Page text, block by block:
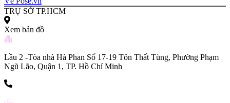
TRỤ SỞ TP.HCM
Xem bản đồ
Lầu 2 -Tòa nhà Hà Phan Số 17-19 Tôn Thất Tùng, Phường Phạm
Ngũ Lão, Quận 1, TP. Hồ Chí Minh